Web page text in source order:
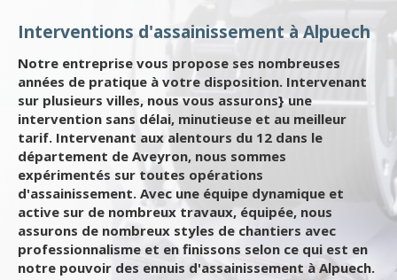
Interventions d'assainissement à Alpuech
Notre entreprise vous propose ses nombreuses
années de pratique à votre disposition. Intervenant
sur plusieurs villes, nous vous assurons} une
intervention sans délai, minutieuse et au meilleur
tarif. Intervenant aux alentours du 12 dans le
département de Aveyron, nous sommes
expérimentés sur toutes opérations
d'assainissement. Avec une équipe dynamique et
active sur de nombreux travaux, équipée, nous
assurons de nombreux styles de chantiers avec
professionnalisme et en finissons selon ce qui est en
notre pouvoir des ennuis d'assainissement à Alpuech.